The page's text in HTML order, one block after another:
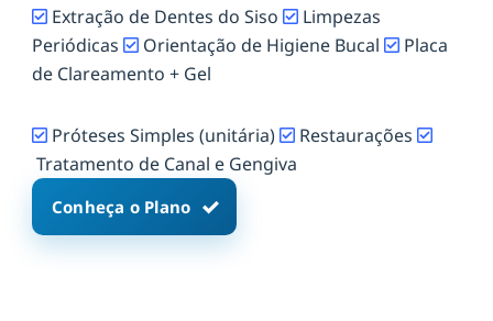
Extração de Dentes do Siso
Limpezas
Periódicas
Orientação de Higiene Bucal
Placa
de Clareamento + Gel
Próteses Simples (unitária)
Restaurações
Tratamento de Canal e Gengiva
Conheça o Plano